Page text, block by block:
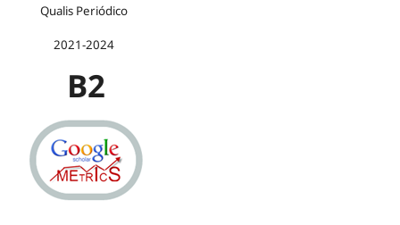
Qualis Periódico
2021-2024
B2